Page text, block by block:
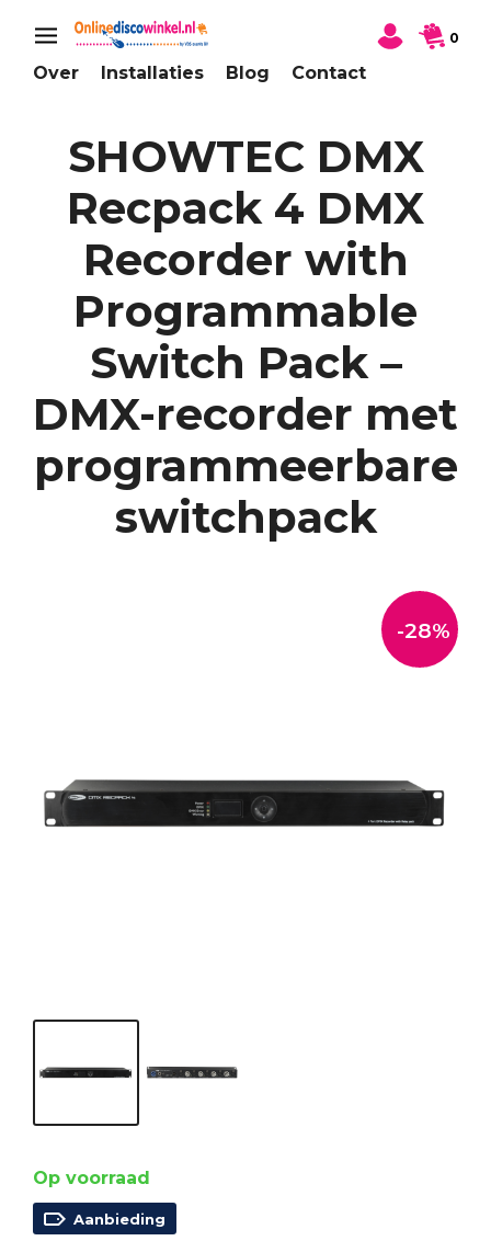
Over Installaties Blog Contact
0
SHOWTEC DMX
Recpack 4 DMX
Recorder with
Programmable
Switch Pack –
DMX-recorder met
programmeerbare
switchpack
-28%
Op voorraad
Aanbieding